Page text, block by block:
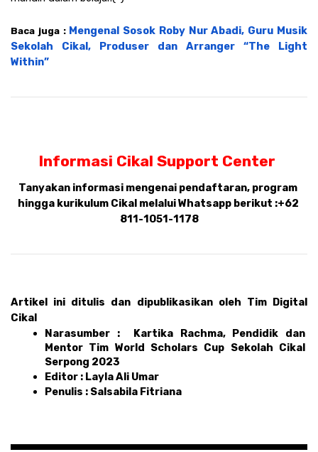
Baca juga : Mengenal Sosok Roby Nur Abadi, Guru Musik
Sekolah Cikal, Produser dan Arranger “The Light
Within”
Informasi Cikal Support Center
Tanyakan informasi mengenai pendaftaran, program
hingga kurikulum Cikal melalui Whatsapp berikut :+62
811-1051-1178
Artikel ini ditulis dan dipublikasikan oleh Tim Digital
Cikal
Narasumber :  Kartika Rachma, Pendidik dan
Mentor Tim World Scholars Cup Sekolah Cikal
Serpong 2023
Editor : Layla Ali Umar
Penulis : Salsabila Fitriana